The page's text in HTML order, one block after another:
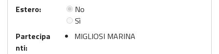
Estero:
No
Sì
Partecipa
nti:
MIGLIOSI MARINA